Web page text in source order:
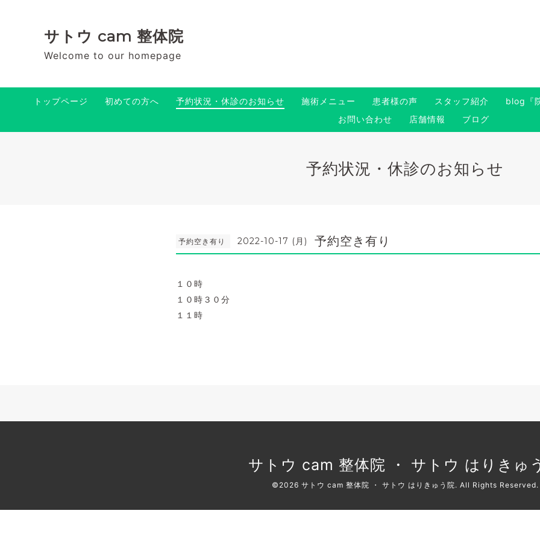
サトウ cam 整体院
Welcome to our homepage
トップページ 初めての方へ 予約状況・休診のお知らせ 施術メニュー 患者様の声 スタッフ紹介 blog『
お問い合わせ
店舗情報 ブログ
予約状況・休診のお知らせ
予約空き有り 2022-10-17 (月) 予約空き有り
１０時
１０時３０分
１１時
サトウ cam 整体院 ・ サトウ はりきゅ
©2026 サトウ cam 整体院 ・ サトウ はりきゅう院. All Rights Reserved.